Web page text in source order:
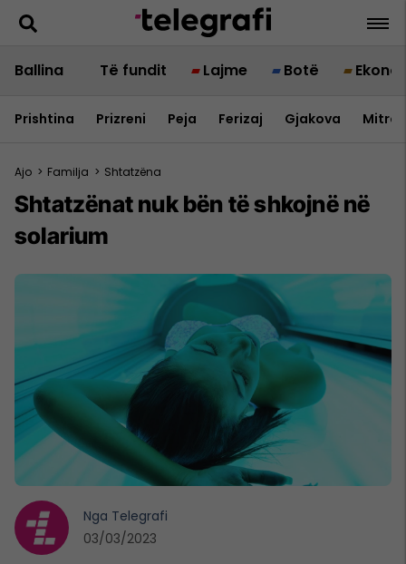
Ballina Të fundit Lajme Botë
Prishtina Prizreni Peja Ferizaj Gjakova
Ajo > Familja > Shtatzëna
Shtatzënat nuk bën të shkojnë në
solarium
Nga Telegrafi
03/03/2023